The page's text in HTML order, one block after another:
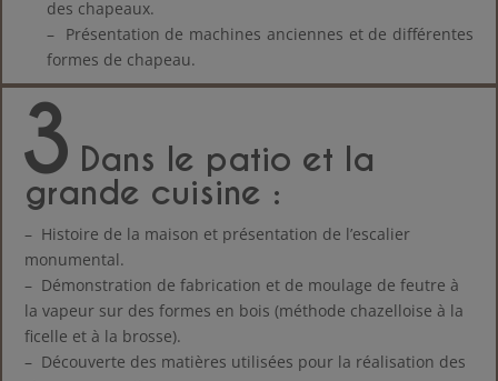
des chapeaux.
– Présentation de machines anciennes et de différentes
formes de chapeau.
3
Dans le patio et la
grande cuisine :
– Histoire de la maison et présentation de l’escalier
monumental.
– Démonstration de fabrication et de moulage de feutre à
la vapeur sur des formes en bois (méthode chazelloise à la
ficelle et à la brosse).
– Découverte des matières utilisées pour la réalisation des